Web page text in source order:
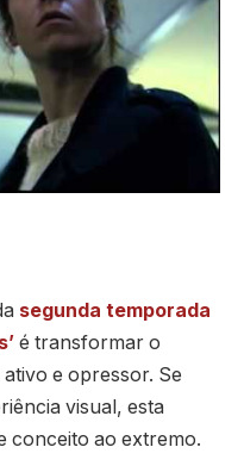
segunda temporada
é transformar o
e opressor. Se
visual, esta
conceito ao extremo.